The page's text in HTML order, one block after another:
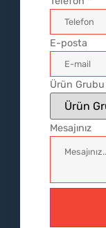
E-posta
Ürün
Mesajınız